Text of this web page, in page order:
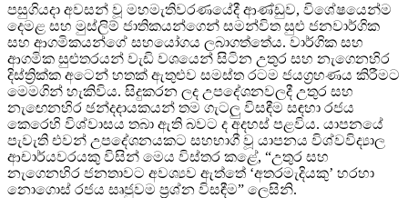
පසුගියදා අවසන් වූ මහමැතිවරණයේදී ආණ්ඩුව, විශේෂයෙන්ම
දෙමළ සහ මුස්ලිම් ජාතිකයන්ගෙන් සමන්විත සුළු ජනවාර්ගික
සහ ආගමිකයන්ගේ සහයෝගය ලබාගත්තේය. වාර්ගික සහ
ආගමික සුළුතරයන් වැඩි වශයෙන් සිටින උතුර සහ නැගෙනහිර
දිස්ත්‍රික්ක අටෙන් හතක් ඇතුළුව සමස්ත රටම ජයග්‍රහණය කිරීමට
මෙමගින් හැකිවිය. සිදුකරන ලද උපදේශනවලදී උතුර සහ
නැඟෙනහිර ඡන්දදායකයන් තම ගැටලු විසඳීම සඳහා රජය
කෙරෙහි විශ්වාසය තබා ඇති බවට ද අදහස් පළවිය. යාපනයේ
පැවැති එවන් උපදේශනයකට සහභාගී වූ යාපනය විශ්වවිද්‍යාල
ආචාර්යවරයකු විසින් මෙය විස්තර කළේ, “උතුර සහ
නැගෙනහිර ජනතාවට අවශ්‍යව ඇත්තේ ‘අතරමැදියකු’ හරහා
නොගොස් රජය සෘජුවම ප්‍රශ්න විසඳීම” ලෙසිනි.